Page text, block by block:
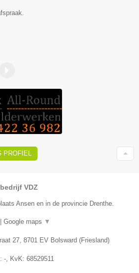
PROFIEL
VDZ
Ansen en in de provincie Drenthe.
Google maps ▼
27, 8701 EV Bolsward (Friesland)
-, KvK: 68529511